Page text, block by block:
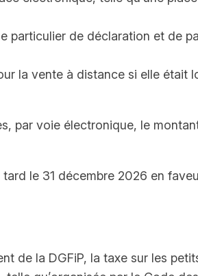
particulier de déclaration et de
la vente à distance si elle était
par voie électronique, le
le 31 décembre 2026 en
de la DGFiP, la taxe sur les